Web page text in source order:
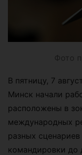
Фото
В пятницу, 7
Минск начали
расположены в
международных
разных
командировки до